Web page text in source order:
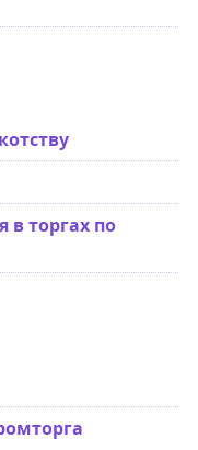
в торгах по